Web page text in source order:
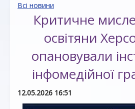
Всі новини
Критичне
освітяни
опановували
інфомедійної
12.05.2026 16:51